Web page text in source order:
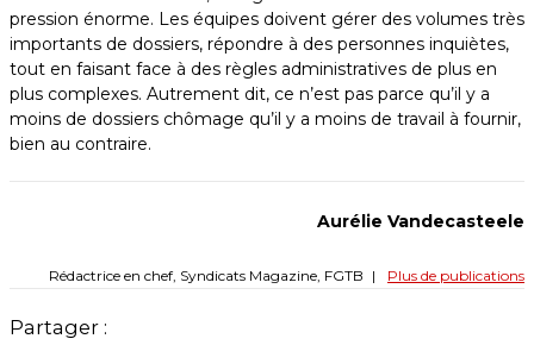
pression énorme. Les équipes doivent gérer des volumes très
importants de dossiers, répondre à des personnes inquiètes,
tout en faisant face à des règles administratives de plus en
plus complexes. Autrement dit, ce n’est pas parce qu’il y a
moins de dossiers chômage qu’il y a moins de travail à fournir,
bien au contraire.
Aurélie Vandecasteele
Rédactrice en chef, Syndicats Magazine, FGTB | Plus de publications
Partager :